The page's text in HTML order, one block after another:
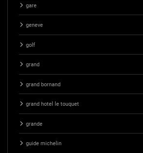
gare
geneve
golf
grand
grand bornand
grand hotel le touquet
grande
guide michelin